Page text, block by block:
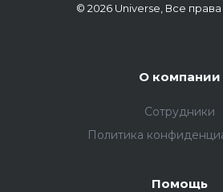
© 2026 Universe, Все
О компании
Сотрудники
Политика
Помощь